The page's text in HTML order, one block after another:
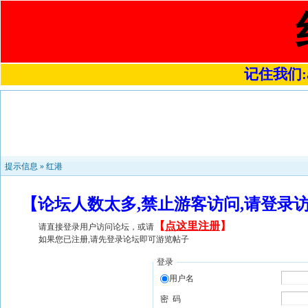
记住我们
提示信息 » 红港
【论坛人数太多,禁止游客访问,请登
请直接登录用户访问论坛，或请 【 点这里注册】
如果您已注册,请先登录论坛即可游览帖子
登录
用户名
密 码